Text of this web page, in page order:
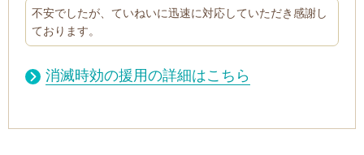
不安でしたが、ていねいに迅速に対応していただき感謝し
ております。
消滅時効の援用の詳細はこちら